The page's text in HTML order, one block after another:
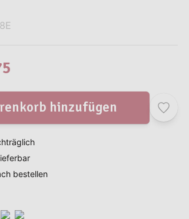
hinzufügen
bestellen